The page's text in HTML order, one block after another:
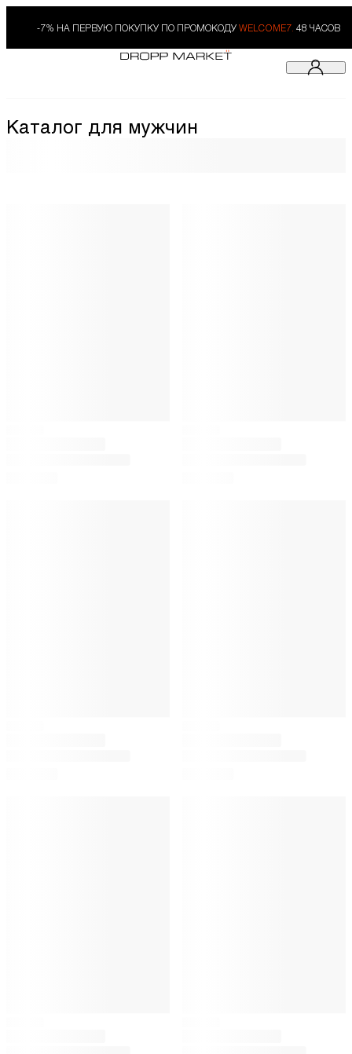
-7% НА ПЕРВУЮ ПОКУПКУ ПО ПРОМОКОДУ WELCOME7. 48 ЧАСОВ
Каталог для мужчин